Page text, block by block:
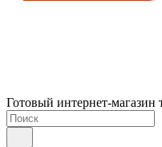
Готовый интернет-магазин